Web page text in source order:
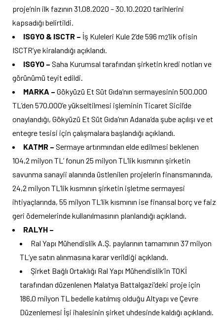
proje’nin ilk fazının 31.08.2020 – 30.10.2020 tarihlerini
kapsadığı belirtildi.
ISGYO & ISCTR – İş Kuleleri Kule 2’de 596 m2’lik ofisin
ISCTR’ye kiralandığı açıklandı.
ISGYO – Saha Kurumsal tarafından şirketin kredi notları ve
görünümü teyit edildi.
MARKA – Gökyüzü Et Süt Gıda’nın sermayesinin 500.000
TL’den 570.000’e yükseltilmesi işleminin Ticaret Sicil’de
onaylandığı, Gökyüzü Et Süt Gıda’nın Adana’da şube açılışı ve et
entegre tesisi için çalışmalara başlandığı açıklandı.
KATMR – Sermaye artırımından elde edilmesi beklenen
104,2 milyon TL’ fonun 25 milyon TL’lik kısmının şirketin
savunma sanayii alanında üstlenilen projelerin finansmanında,
24,2 milyon TL’lik kısmının şirketin işletme sermayesi
ihtiyaçlarında, 55 milyon TL’lik kısmının ise finansal borç ve faiz
geri ödemelerinde kullanılmasının planlandığı açıklandı.
RALYH –
Ral Yapı Mühendislik A.Ş. paylarının tamamının 37 milyon
TL’ye satın alınmasına karar verildiği açıklandı.
Şirket Bağlı Ortaklığı Ral Yapı Mühendislik’in TOKİ
tarafından düzenlenen Malatya Battalgazi’deki proje için
186,0 milyon TL bedelle katılmış olduğu Altyapı ve Çevre
Düzenlemesi İşi ihalesinin şirket uhdesinde kaldığı açıklandı.